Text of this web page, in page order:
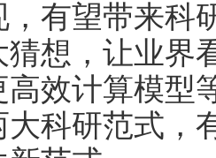
，有望带来科
猜想，让业界
效计算模型
科研范式，